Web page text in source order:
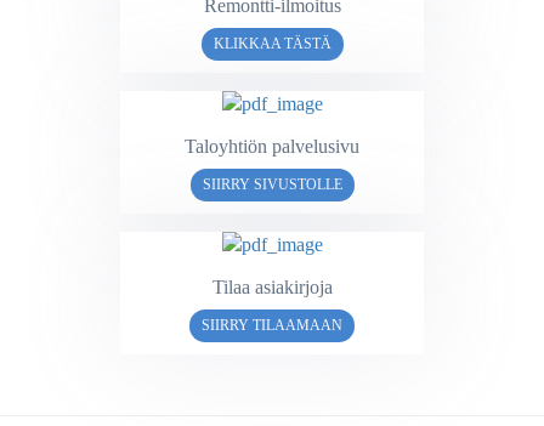
Remontti-ilmoitus
KLIKKAA TÄSTÄ
Taloyhtiön palvelusivu
SIIRRY SIVUSTOLLE
Tilaa asiakirjoja
SIIRRY TILAAMAAN